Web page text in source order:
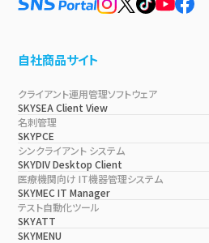
自社商品サイト
クライアント運用管理ソフトウェア
SKYSEA Client View
名刺管理
SKYPCE
シンクライアント システム
SKYDIV Desktop Client
医療機関向け IT機器管理システム
SKYMEC IT Manager
テスト自動化ツール
SKYATT
SKYMENU